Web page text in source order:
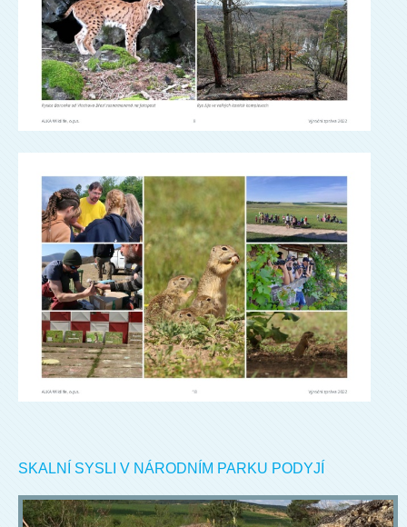
SKALNÍ SYSLI V NÁRODNÍM PARKU PODYJÍ